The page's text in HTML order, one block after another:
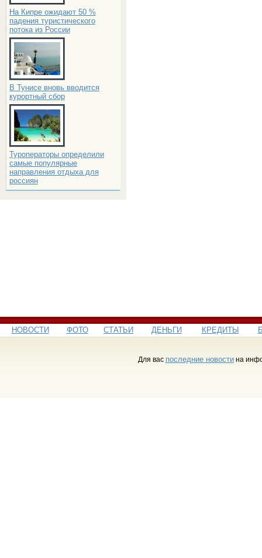
На Кипре ожидают 50 %
падения туристического
потока из России
В Тунисе вновь вводится
курортный сбор
Туроператоры определили
самые популярные
направления отдыха для
россиян
НОВОСТИ ФОТО СТАТЬИ ДЕНЬГИ КРЕДИТЫ
Для вас последние новостина